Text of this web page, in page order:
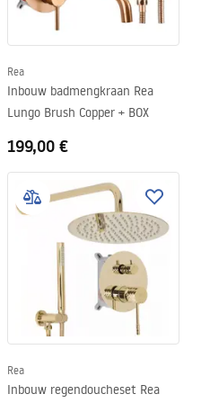
Rea
Inbouw badmengkraan Rea
Lungo Brush Copper + BOX
199,00 €
Rea
Inbouw regendoucheset Rea